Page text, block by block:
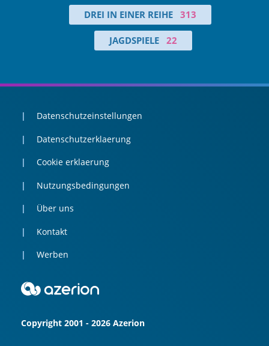
DREI IN EINER REIHE 313
JAGDSPIELE 22
Datenschutzeinstellungen
Datenschutzerklaerung
Cookie erklaerung
Nutzungsbedingungen
Über uns
Kontakt
Werben
Copyright 2001 - 2026 Azerion